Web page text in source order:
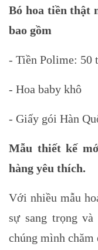
Bó hoa tiền thật
bao gồm
- Tiền Polime: 50
- Hoa baby khô
- Giấy gói Hàn
Mẫu thiết kế
hàng yêu thích.
Với nhiều mẫu
sự sang trọng
chúng mình